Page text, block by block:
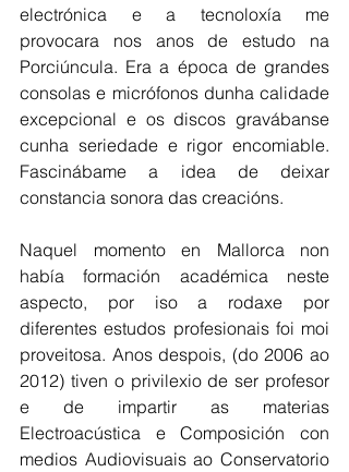
electrónica e a tecnoloxía me
provocara nos anos de estudo na
Porciúncula. Era a época de grandes
consolas e micrófonos dunha calidade
excepcional e os discos gravábanse
cunha seriedade e rigor encomiable.
Fascinábame a idea de deixar
constancia sonora das creacións.
Naquel momento en Mallorca non
había formación académica neste
aspecto, por iso a rodaxe por
diferentes estudos profesionais foi moi
proveitosa. Anos despois, (do 2006 ao
2012) tiven o privilexio de ser profesor
e de impartir as materias
Electroacústica e Composición con
medios Audiovisuais ao Conservatorio